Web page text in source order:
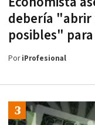
debería "abrir
posibles"
PoriProfesional